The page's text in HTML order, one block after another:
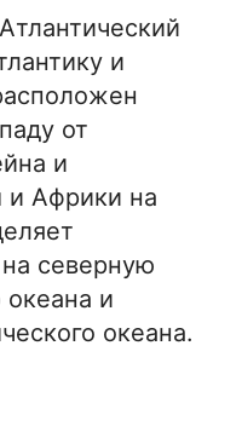
и
от
и
и Африки на
северную
океана и
океана.